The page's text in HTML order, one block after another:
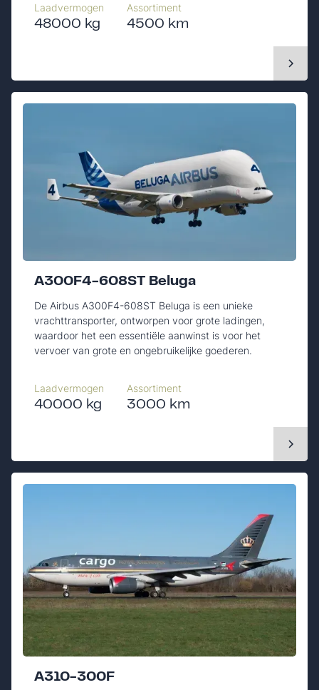
Laadvermogen
48000 kg
Assortiment
4500 km
A300F4-608ST Beluga
De Airbus A300F4-608ST Beluga is een unieke
vrachttransporter, ontworpen voor grote ladingen,
waardoor het een essentiële aanwinst is voor het
vervoer van grote en ongebruikelijke goederen.
Laadvermogen
40000 kg
Assortiment
3000 km
A310-300F